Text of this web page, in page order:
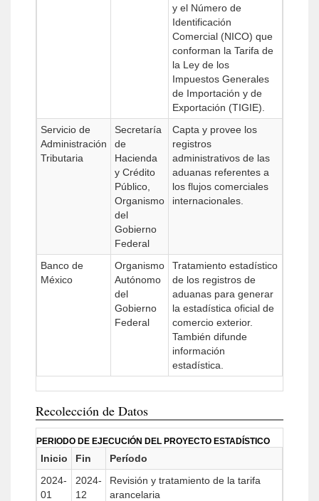
y el Número de
Identificación
Comercial (NICO) que
conforman la Tarifa de
la Ley de los
Impuestos Generales
de Importación y de
Exportación (TIGIE).
Servicio de
Administración
Tributaria
Secretaría
de
Hacienda
y Crédito
Público,
Organismo
del
Gobierno
Federal
Capta y provee los
registros
administrativos de las
aduanas referentes a
los flujos comerciales
internacionales.
Banco de
México
Organismo
Autónomo
del
Gobierno
Federal
Tratamiento estadístico
de los registros de
aduanas para generar
la estadística oficial de
comercio exterior.
También difunde
información
estadística.
Recolección de Datos
PERIODO DE EJECUCIÓN DEL PROYECTO ESTADÍSTICO
Inicio Fin
Período
2024-
01
2024-
12
Revisión y tratamiento de la tarifa
arancelaria